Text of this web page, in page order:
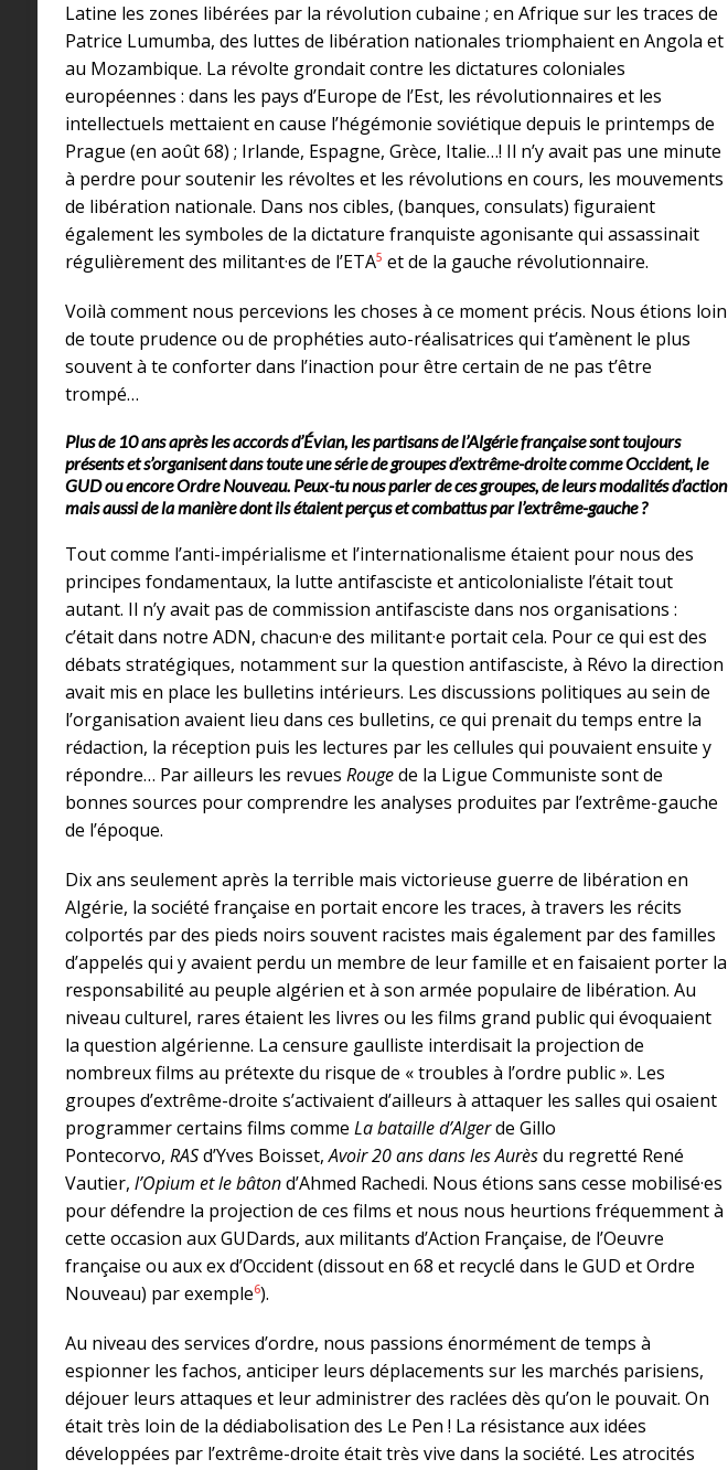
Latine les zones libérées par la révolution cubaine ; en Afrique sur les traces de
Patrice Lumumba, des luttes de libération nationales triomphaient en Angola et
au Mozambique. La révolte grondait contre les dictatures coloniales
européennes : dans les pays d’Europe de l’Est, les révolutionnaires et les
intellectuels mettaient en cause l’hégémonie soviétique depuis le printemps de
Prague (en août 68) ; Irlande, Espagne, Grèce, Italie…! Il n’y avait pas une minute
à perdre pour soutenir les révoltes et les révolutions en cours, les mouvements
de libération nationale. Dans nos cibles, (banques, consulats) figuraient
également les symboles de la dictature franquiste agonisante qui assassinait
régulièrement des militant·es de l’ETA5 et de la gauche révolutionnaire.
Voilà comment nous percevions les choses à ce moment précis. Nous étions loin
de toute prudence ou de prophéties auto-réalisatrices qui t’amènent le plus
souvent à te conforter dans l’inaction pour être certain de ne pas t’être
trompé…
Plus de 10 ans après les accords d’Évian, les partisans de l’Algérie française sont toujours
présents et s’organisent dans toute une série de groupes d’extrême-droite comme Occident, le
GUD ou encore Ordre Nouveau. Peux-tu nous parler de ces groupes, de leurs modalités d’action
mais aussi de la manière dont ils étaient perçus et combattus par l’extrême-gauche ?
Tout comme l’anti-impérialisme et l’internationalisme étaient pour nous des
principes fondamentaux, la lutte antifasciste et anticolonialiste l’était tout
autant. Il n’y avait pas de commission antifasciste dans nos organisations :
c’était dans notre ADN, chacun·e des militant·e portait cela. Pour ce qui est des
débats stratégiques, notamment sur la question antifasciste, à Révo la direction
avait mis en place les bulletins intérieurs. Les discussions politiques au sein de
l’organisation avaient lieu dans ces bulletins, ce qui prenait du temps entre la
rédaction, la réception puis les lectures par les cellules qui pouvaient ensuite y
répondre… Par ailleurs les revues Rougede la Ligue Communiste sont de
bonnes sources pour comprendre les analyses produites par l’extrême-gauche
de l’époque.
Dix ans seulement après la terrible mais victorieuse guerre de libération en
Algérie, la société française en portait encore les traces, à travers les récits
colportés par des pieds noirs souvent racistes mais également par des familles
d’appelés qui y avaient perdu un membre de leur famille et en faisaient porter la
responsabilité au peuple algérien et à son armée populaire de libération. Au
niveau culturel, rares étaient les livres ou les films grand public qui évoquaient
la question algérienne. La censure gaulliste interdisait la projection de
nombreux films au prétexte du risque de « troubles à l’ordre public ». Les
groupes d’extrême-droite s’activaient d’ailleurs à attaquer les salles qui osaient
programmer certains films comme La bataille d’Algerde Gillo
Pontecorvo, RASd’Yves Boisset,Avoir 20 ans dans les Aurèsdu regretté René
Vautier, l’Opium et le bâtond’Ahmed Rachedi. Nous étions sans cesse mobilisé·es
pour défendre la projection de ces films et nous nous heurtions fréquemment à
cette occasion aux GUDards, aux militants d’Action Française, de l’Oeuvre
française ou aux ex d’Occident (dissout en 68 et recyclé dans le GUD et Ordre
Nouveau) par exemple6).
Au niveau des services d’ordre, nous passions énormément de temps à
espionner les fachos, anticiper leurs déplacements sur les marchés parisiens,
déjouer leurs attaques et leur administrer des raclées dès qu’on le pouvait. On
était très loin de la dédiabolisation des Le Pen ! La résistance aux idées
développées par l’extrême-droite était très vive dans la société. Les atrocités